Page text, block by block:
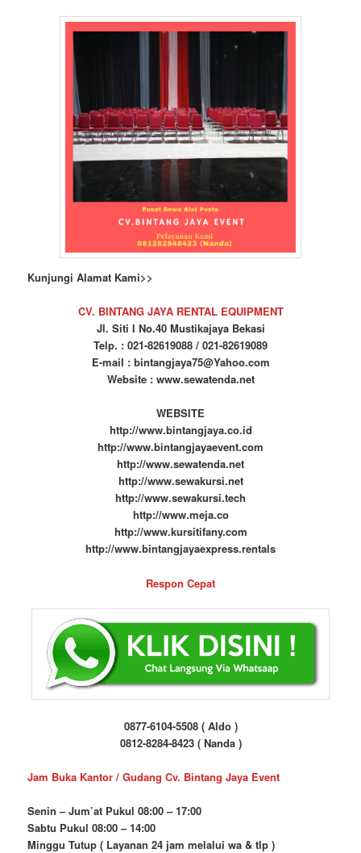
Kunjungi Alamat Kami>>
CV. BINTANG JAYA RENTAL EQUIPMENT
Jl. Siti I No.40 Mustikajaya Bekasi
Telp. : 021-82619088 / 021-82619089
E-mail : bintangjaya75@Yahoo.com
Website : www.sewatenda.net
WEBSITE
http://www.bintangjaya.co.id
http://www.bintangjayaevent.com
http://www.sewatenda.net
http://www.sewakursi.net
http://www.sewakursi.tech
http://www.meja.co
http://www.kursitifany.com
http://www.bintangjayaexpress.rentals
Respon Cepat
0877-6104-5508 ( Aldo )
0812-8284-8423 ( Nanda )
Jam Buka Kantor / Gudang Cv. Bintang Jaya Event
Senin – Jum’at Pukul 08:00 – 17:00
Sabtu Pukul 08:00 – 14:00
Minggu Tutup ( Layanan 24 jam melalui wa & tlp )